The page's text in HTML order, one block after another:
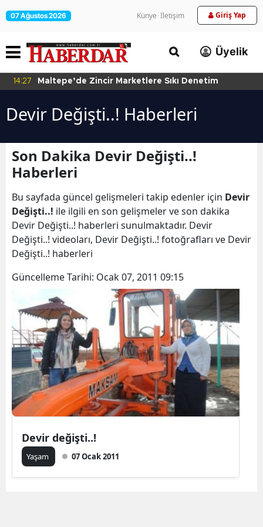
07 Ağustos 2026 Künye İletişim Giriş Yap
Üyelik
14:27 Maltepe’de Zincir Marketlere Sıkı Denetim
Devir Değişti..! Haberleri
Son Dakika Devir Değişti..!
Haberleri
Bu sayfada güncel gelişmeleri takip edenler için Devir
Değişti..! ile ilgili en son gelişmeler ve son dakika
Devir Değişti..! haberleri sunulmaktadır. Devir
Değişti..! videoları, Devir Değişti..! fotoğrafları ve Devir
Değişti..! haberleri
Güncelleme Tarihi: Ocak 07, 2011 09:15
Devir değişti..!
Yaşam 07 Ocak 2011